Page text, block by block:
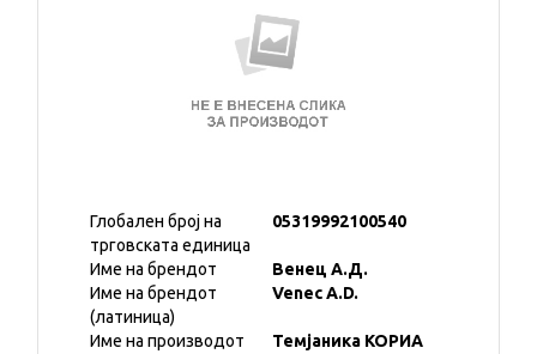
Глобален број на
трговската единица
05319992100540
Име на брендот
Венец А.Д.
Име на брендот
(латиница)
Venec A.D.
Име на производот
Темјаника КОРИА